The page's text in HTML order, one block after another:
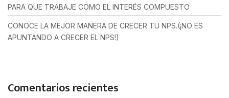
PARA QUE TRABAJE COMO EL INTERÉS COMPUESTO
CONOCE LA MEJOR MANERA DE CRECER TU NPS.(¡NO ES
APUNTANDO A CRECER EL NPS!)
Comentarios recientes